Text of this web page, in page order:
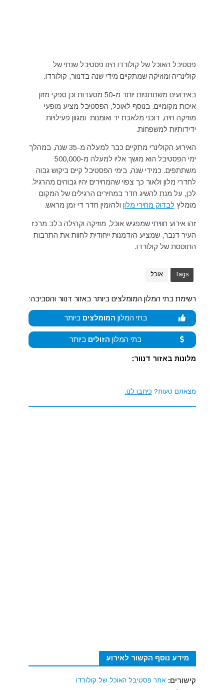
פסטיבל האוכל של קולורדו הינו פסטיבל שנתי של
קולינריה ומוזיקה שמתקיים מידי שנה בדנוור, קולורדו.
באירועים משתתפות יותר מ-50 מסעדות וכן ספקי מזון
איכות מקומיים. בנוסף לאוכל, הפסטיבל מציע מופעי
מוזיקה חיה, דוכני מלאכת יד ואומנות ומגוון פעילויות
ידידותיות למשפחות.
האירוע הקולינרי מתקיים כבר למעלה מ-35 שנה, במהלך
ימי הפסטיבל הוא מושך אליו למעלה מ-500,000
משתתפים. כמידי שנה, בימי הפסטיבל קיים ביקוש גבוה
לחדרי מלון ולאור כך צפוי שהמחירים יהיו גבוהים מהרגיל.
לכן, על מנת להשיג חדר במחירים הרגילים של המקום
מומלץ לבדוק מחירי מלון ולהזמין חדר די זמן מראש.
זהו אירוע חוויתי שמפגיש אוכל, מוזיקה וקהילה בלב מרכז
העיר דנבר, שמציע הזדמנות ייחודית לחוות את התרבות
התוססת של קולורדו.
Tags אוכל
רשימת בתי המלון המומלצים ביותר באזור דנוור והסביבה:
בתי המלון המומלצים ביותר
בתי המלון הזולים ביותר
מלונות באזור דנוור:
מצאתם טעות? כיתבו לנו.
מידע נוסף הקשור לאירוע
קישורים: אתר פסטיבל האוכל של קולורדו